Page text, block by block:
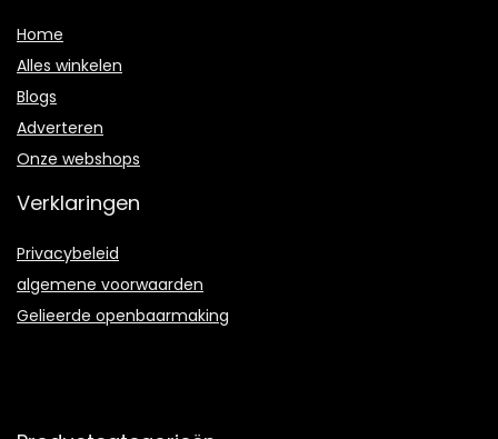
Home
Alles winkelen
Blogs
Adverteren
Onze webshops
Verklaringen
Privacybeleid
algemene voorwaarden
Gelieerde openbaarmaking